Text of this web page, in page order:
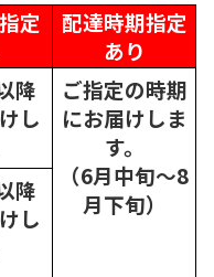
定
配達時期指定
あり
降
し
ご指定の時期
にお届けしま
す。
（6月中旬～8
月下旬）
降
し